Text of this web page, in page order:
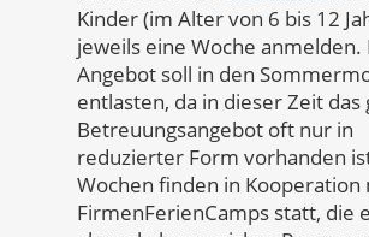
Kinder (im Alter von 6 bis 12
jeweils eine Woche anmelden.
Angebot soll in den
entlasten, da in dieser Zeit das
Betreuungsangebot oft nur in
reduzierter Form vorhanden
Wochen finden in Kooperation
FirmenFerienCamps statt, die